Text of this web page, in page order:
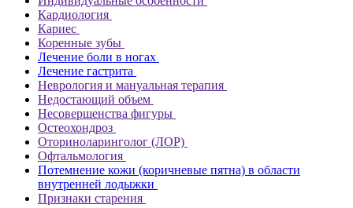
Кардиология
Кариес
Коренные зубы
Лечение боли в ногах
Лечение гастрита
Неврология и мануальная терапия
Недостающий объем
Несовершенства фигуры
Остеохондроз
Оториноларинголог (ЛОР)
Офтальмология
Потемнение кожи (коричневые пятна) в области
внутренней лодыжки
Признаки старения